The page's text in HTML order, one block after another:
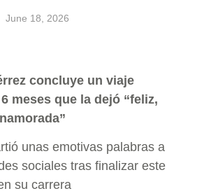
June 18, 2026
concluye un viaje
meses que la dejó “feliz,
unas emotivas palabras a
sociales tras finalizar este
su carrera